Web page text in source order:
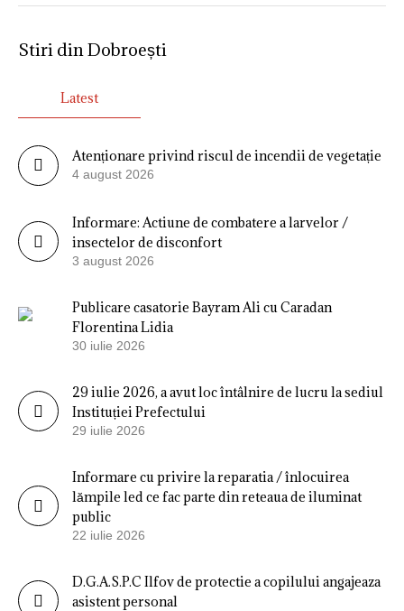
Stiri din Dobroești
Latest
Atenționare privind riscul de incendii de vegetație
4 august 2026
Informare: Actiune de combatere a larvelor /
insectelor de disconfort
3 august 2026
Publicare casatorie Bayram Ali cu Caradan
Florentina Lidia
30 iulie 2026
29 iulie 2026, a avut loc întâlnire de lucru la sediul
Instituției Prefectului
29 iulie 2026
Informare cu privire la reparatia / înlocuirea
lămpile led ce fac parte din reteaua de iluminat
public
22 iulie 2026
D.G.A.S.P.C Ilfov de protectie a copilului angajeaza
asistent personal